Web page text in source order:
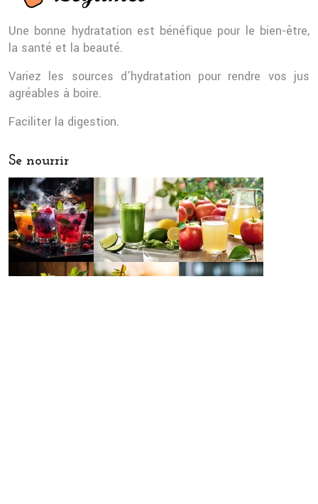
Une bonne hydratation est bénéfique pour le bien-être,
la santé et la beauté.
Variez les sources d’hydratation pour rendre vos jus
agréables à boire.
Faciliter la digestion.
Se nourrir